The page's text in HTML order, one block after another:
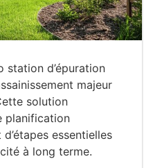
station d’épuration
majeur
solution
planification
essentielles
à long terme.